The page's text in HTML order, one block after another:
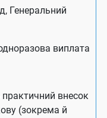
Генеральний
виплата
практичний внесок
(зокрема й